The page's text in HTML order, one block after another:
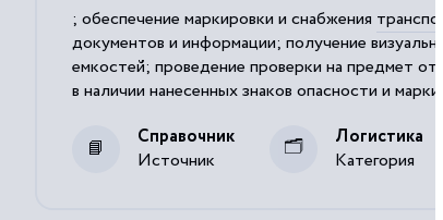
; обеспечение маркировки и снабжения
документов и информации; получение
емкостей; проведение проверки на предмет
в наличии нанесенных знаков опасности и
Источник
Справочник
Категория
Логистика